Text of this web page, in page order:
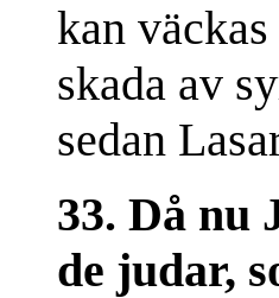
kan
skada av
sedan
33. Då nu
de judar,